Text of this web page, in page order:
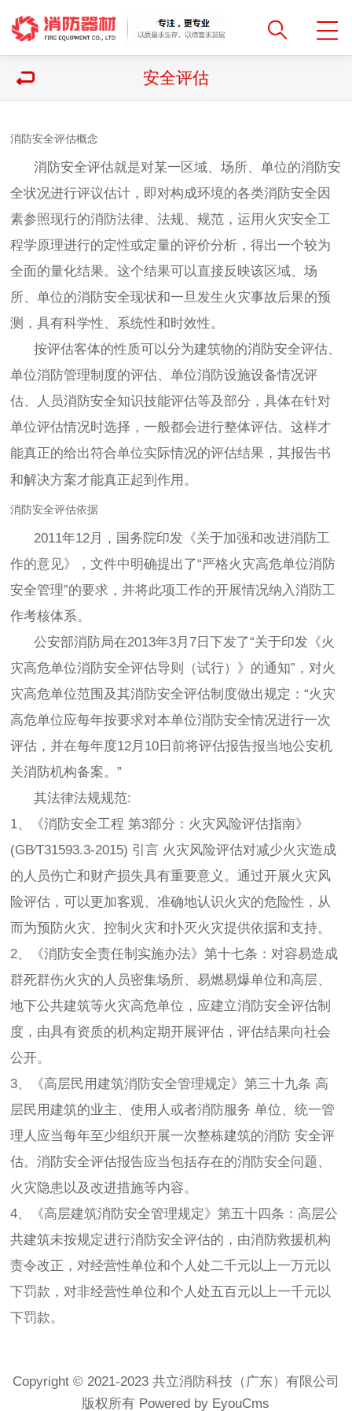
安全评估
消防安全评估概念
消防安全评估就是对某一区域、场所、单位的消防安
全状况进行评议估计，即对构成环境的各类消防安全因
素参照现行的消防法律、法规、规范，运用火灾安全工
程学原理进行的定性或定量的评价分析，得出一个较为
全面的量化结果。这个结果可以直接反映该区域、场
所、单位的消防安全现状和一旦发生火灾事故后果的预
测，具有科学性、系统性和时效性。
按评估客体的性质可以分为建筑物的消防安全评估、
单位消防管理制度的评估、单位消防设施设备情况评
估、人员消防安全知识技能评估等及部分，具体在针对
单位评估情况时选择，一般都会进行整体评估。这样才
能真正的给出符合单位实际情况的评估结果，其报告书
和解决方案才能真正起到作用。
消防安全评估依据
2011年12月，国务院印发《关于加强和改进消防工
作的意见》，文件中明确提出了“严格火灾高危单位消防
安全管理”的要求，并将此项工作的开展情况纳入消防工
作考核体系。
公安部消防局在2013年3月7日下发了“关于印发《火
灾高危单位消防安全评估导则（试行）》的通知”，对火
灾高危单位范围及其消防安全评估制度做出规定：“火灾
高危单位应每年按要求对本单位消防安全情况进行一次
评估，并在每年度12月10日前将评估报告报当地公安机
关消防机构备案。”
其法律法规规范:
1、《消防安全工程 第3部分：火灾风险评估指南》
(GB∕T31593.3-2015) 引言 火灾风险评估对减少火灾造成
的人员伤亡和财产损失具有重要意义。通过开展火灾风
险评估，可以更加客观、准确地认识火灾的危险性，从
而为预防火灾、控制火灾和扑灭火灾提供依据和支持。
2、《消防安全责任制实施办法》第十七条：对容易造成
群死群伤火灾的人员密集场所、易燃易爆单位和高层、
地下公共建筑等火灾高危单位，应建立消防安全评估制
度，由具有资质的机构定期开展评估，评估结果向社会
公开。
3、《高层民用建筑消防安全管理规定》第三十九条 高
层民用建筑的业主、使用人或者消防服务 单位、统一管
理人应当每年至少组织开展一次整栋建筑的消防 安全评
估。消防安全评估报告应当包括存在的消防安全问题、
火灾隐患以及改进措施等内容。
4、《高层建筑消防安全管理规定》第五十四条：高层公
共建筑未按规定进行消防安全评估的，由消防救援机构
责令改正，对经营性单位和个人处二千元以上一万元以
下罚款，对非经营性单位和个人处五百元以上一千元以
下罚款。
Copyright © 2021-2023 共立消防科技（广东）有限公司
版权所有 Powered by EyouCms